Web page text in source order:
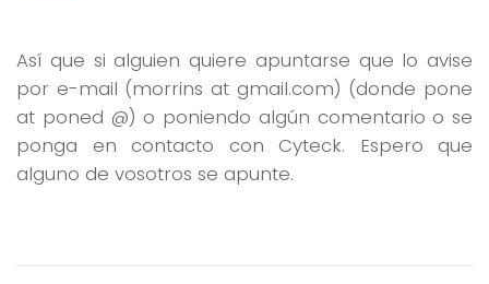
Así que si alguien quiere apuntarse que lo avise
por e-mail (morrins at gmail.com) (donde pone
at poned @) o poniendo algún comentario o se
ponga en contacto con Cyteck. Espero que
alguno de vosotros se apunte.